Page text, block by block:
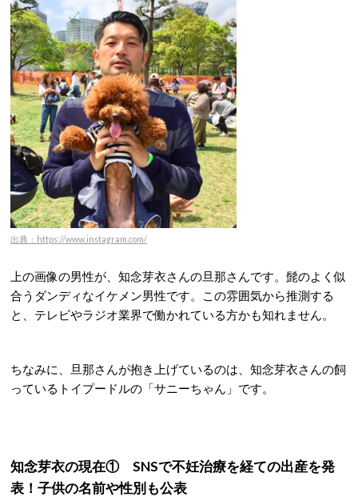
出典：https://www.instagram.com/
上の画像の男性が、知念芽衣さんの旦那さんです。髭のよく似
合うダンディなイケメン男性です。この雰囲気から推測する
と、テレビやラジオ業界で働かれている方かも知れません。
ちなみに、旦那さんが抱き上げているのは、知念芽衣さんの飼
っているトイプードルの「サニーちゃん」です。
知念芽衣の現在① SNSで不妊治療を経ての出産を発
表！子供の名前や性別も公表